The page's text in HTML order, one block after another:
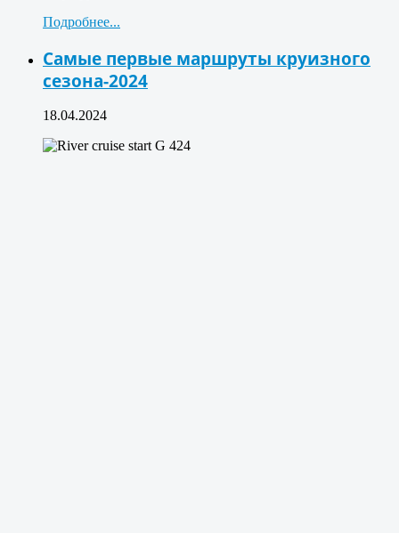
Подробнее...
Самые первые маршруты круизного
сезона-2024
18.04.2024